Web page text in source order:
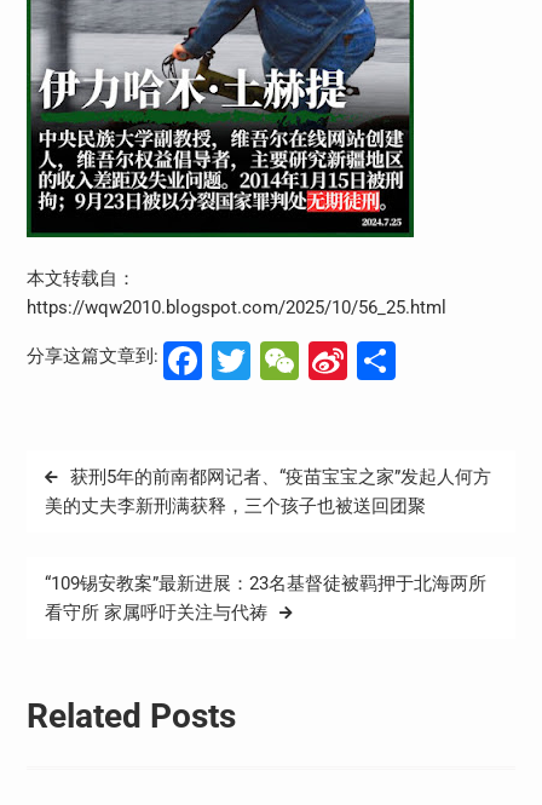
本文转载自：
https://wqw2010.blogspot.com/2025/10/56_25.html
分享这篇文章到: Facebook
Twitter
WeChat
Sina分
文
章
航
获刑5年的前南都网记者、“疫苗宝宝之家”发起人何方
美的丈夫李新刑满获释，三个孩子也被送回团聚
“109锡安教案”最新进展：23名基督徒被羁押于北海两所
看守所 家属呼吁关注与代祷
Related Posts